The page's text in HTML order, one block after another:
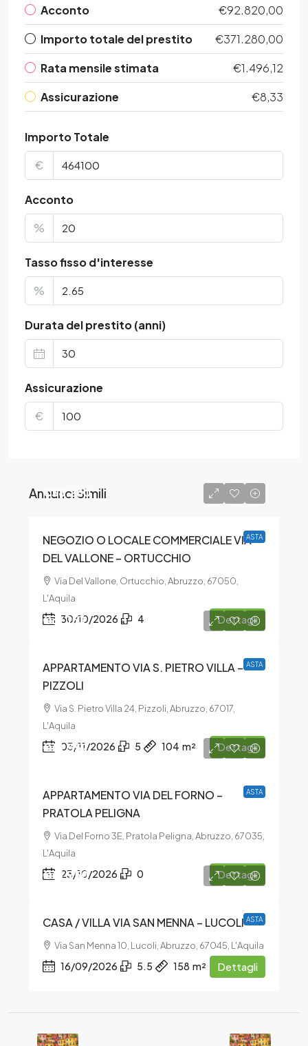
Acconto
€92.820,00
Importo totale del prestito
€371.280,00
Rata mensile stimata
€1.496,12
Assicurazione
€8,33
Importo Totale
€
Acconto
%
Tasso fisso d'interesse
%
Durata del prestito (anni)
Assicurazione
€
Annunci Simili
ASTA
€38.250
NEGOZIO O LOCALE COMMERCIALE VIA
DEL VALLONE – ORTUCCHIO
Via Del Vallone, Ortucchio, Abruzzo, 67050,
L'Aquila
30/10/2026 4 Dettagli
ASTA
€31.153
APPARTAMENTO VIA S. PIETRO VILLA –
PIZZOLI
Via S. Pietro Villa 24, Pizzoli, Abruzzo, 67017,
L'Aquila
03/11/2026 5 104 m² Dettagli
ASTA
€18.352
APPARTAMENTO VIA DEL FORNO –
PRATOLA PELIGNA
Via Del Forno 3E, Pratola Peligna, Abruzzo, 67035,
L'Aquila
23/10/2026 0 Dettagli
ASTA
€15.750
CASA / VILLA VIA SAN MENNA – LUCOLI
Via San Menna 10, Lucoli, Abruzzo, 67045, L'Aquila
16/09/2026 5.5 158 m² Dettagli